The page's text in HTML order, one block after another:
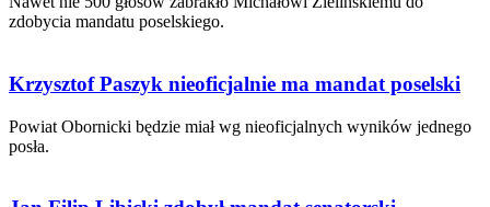
zdobycia mandatu poselskiego.
Krzysztof Paszyk nieoficjalnie ma mandat poselski
Powiat Obornicki będzie miał wg nieoficjalnych wyników jednego
posła.